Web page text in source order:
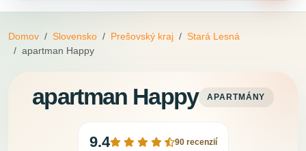
Domov Slovensko Prešovský kraj
Stará Lesná
apartman Happy
apartman Happy APARTMÁNY
9.4 90 recenzií